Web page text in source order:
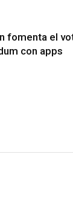
fomenta el
con apps